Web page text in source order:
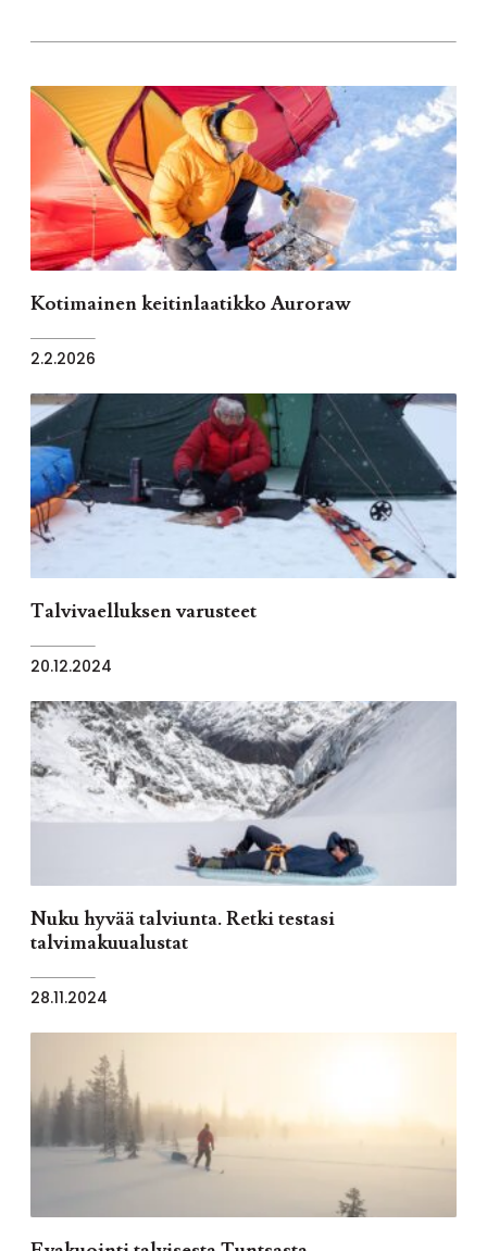
Kotimainen keitinlaatikko Auroraw
2.2.2026
Talvivaelluksen varusteet
20.12.2024
Nuku hyvää talviunta. Retki testasi
talvimakuualustat
28.11.2024